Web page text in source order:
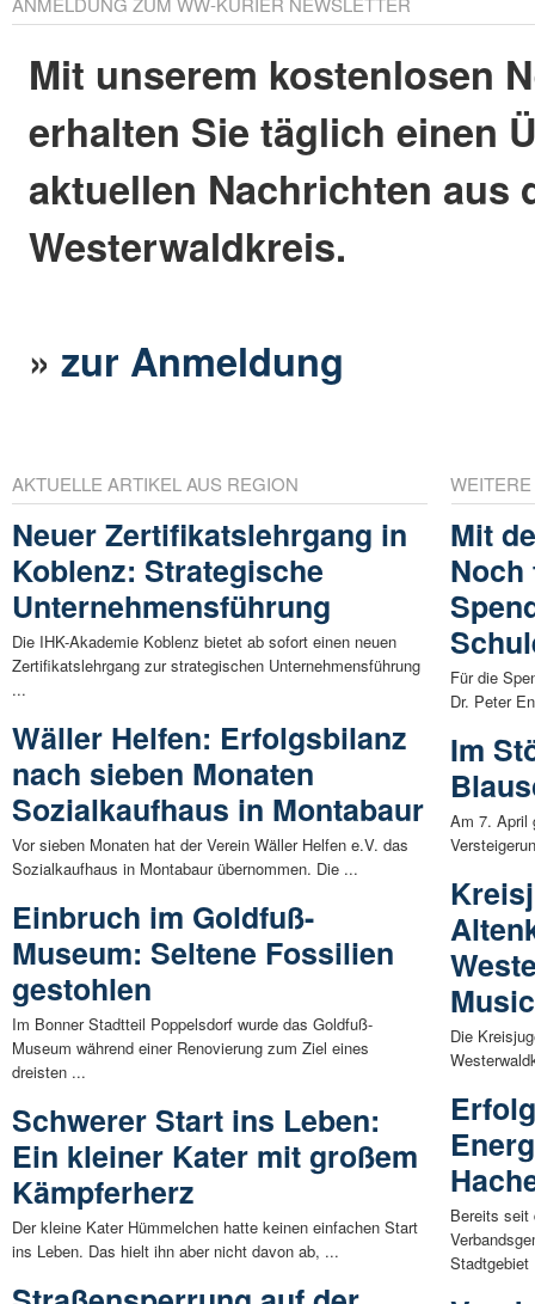
Mit unserem kostenlosen
erhalten Sie täglich einen
aktuellen Nachrichten aus
Westerwaldkreis.
»zur Anmeldung
AKTUELLE ARTIKEL AUS REGION
Neuer Zertifikatslehrgang in
Koblenz: Strategische
Unternehmensführung
Die IHK-Akademie Koblenz bietet ab sofort einen neuen
Zertifikatslehrgang zur strategischen Unternehmensführung
...
Wäller Helfen: Erfolgsbilanz
nach sieben Monaten
Sozialkaufhaus in Montabaur
Vor sieben Monaten hat der Verein Wäller Helfen e.V. das
Sozialkaufhaus in Montabaur übernommen. Die ...
Einbruch im Goldfuß-
Museum: Seltene Fossilien
gestohlen
Im Bonner Stadtteil Poppelsdorf wurde das Goldfuß-
Museum während einer Renovierung zum Ziel eines
dreisten ...
Schwerer Start ins Leben:
Ein kleiner Kater mit großem
Kämpferherz
Der kleine Kater Hümmelchen hatte keinen einfachen Start
ins Leben. Das hielt ihn aber nicht davon ab, ...
Mit
Noch
Für die
Dr. Peter
Im
Am 7. April
Die
Bereits seit
Stadtgebiet